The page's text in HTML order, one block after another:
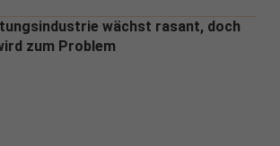
wächst rasant, doch
zum Problem